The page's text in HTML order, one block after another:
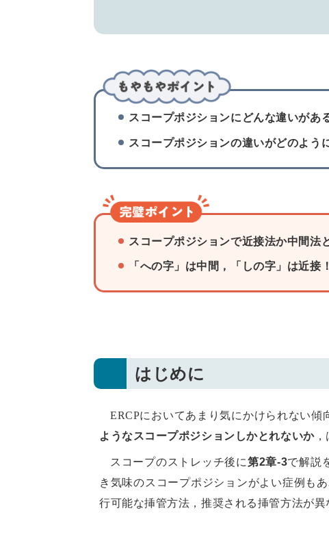
スコープポジションにどんな違いが
スコープポジションの違いがどのよ
スコープポジションで近接法か中間法
「への字」は中間，「しの字」は近接！
はじめに
ERCPにおいてあまり気にかけられない
ようなスコープポジションしかとれないか，
スコープのストレッチ後に第2章-3で解説
き気味のスコープポジションがよい症例も
行可能な挿管方法，推奨される挿管方法が